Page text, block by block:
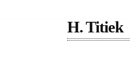
H. Titiek